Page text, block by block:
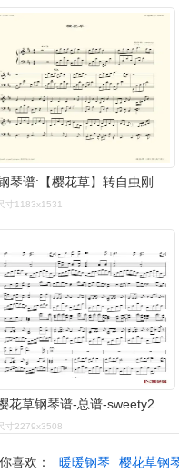
琴谱:【樱花草】转自虫刚
寸1183x1531
花草钢琴谱-总谱-sweety2
寸2279x3508
喜欢： 暖暖钢琴 樱花草钢